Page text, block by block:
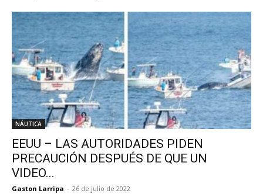
NÁUTICA
EEUU – LAS AUTORIDADES PIDEN
PRECAUCIÓN DESPUÉS DE QUE UN
VIDEO...
Gaston Larripa - 26 de julio de 2022